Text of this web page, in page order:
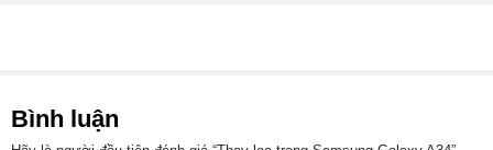
Bình luận